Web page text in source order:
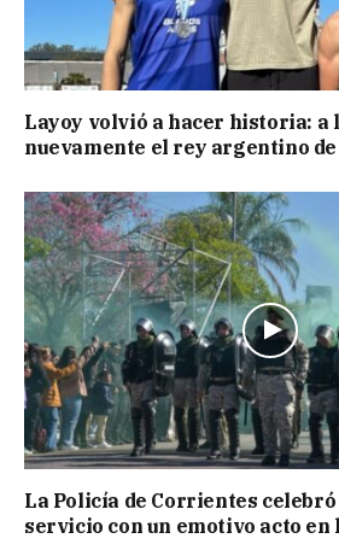
Layoy volvió a hacer historia: a
nuevamente el rey argentino
La Policía de Corrientes celebró
servicio con un emotivo acto en